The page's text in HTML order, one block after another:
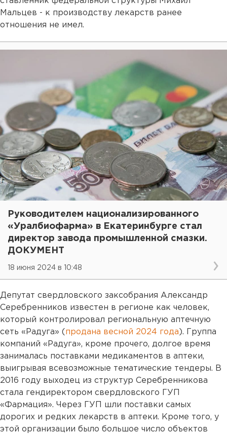
Мальцев - к производству лекарств ранее
отношения не имел.
Руководителем национализированного
«Уралбиофарма» в Екатеринбурге стал
директор завода промышленной смазки.
ДОКУМЕНТ
18 июня 2024 в 10:48
Депутат свердловского заксобрания Александр
Серебренников известен в регионе как человек,
который контролировал региональную аптечную
сеть «Радуга» ( продана весной 2024 года ). Группа
компаний «Радуга», кроме прочего, долгое время
занималась поставками медикаментов в аптеки,
выигрывая всевозможные тематические тендеры. В
2016 году выходец из структур Серебренникова
стала гендиректором свердловского ГУП
«Фармация». Через ГУП шли поставки самых
дорогих и редких лекарств в аптеки. Кроме того, у
этой организации было большое число объектов